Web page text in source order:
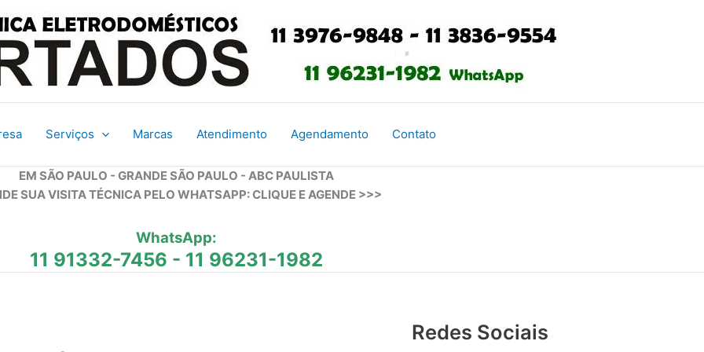
Serviços Marcas Atendimento Agendamento Contato
EM SÃO PAULO - GRANDE SÃO PAULO - ABC PAULISTA
SUA VISITA TÉCNICA PELO WHATSAPP: CLIQUE E AGENDE >>>
WhatsApp:
11 91332-7456 - 11 96231-1982
Redes Sociais